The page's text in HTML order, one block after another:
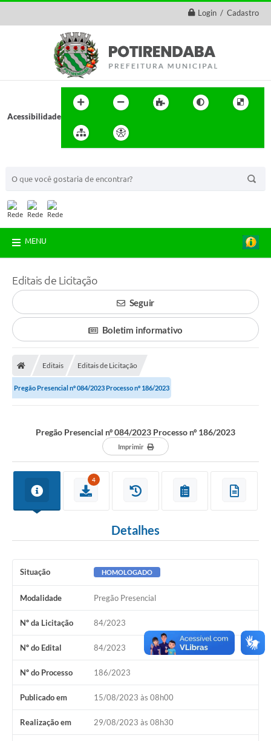
Login / Cadastro
Acessibilidade
MENU
Editais de Licitação
Seguir
Boletim informativo
Editais Editais de Licitação
Pregão Presencial nº 084/2023 Processo nº 186/2023
Pregão Presencial nº 084/2023 Processo nº 186/2023
Imprimir
4
Detalhes
Situação HOMOLOGADO
Modalidade Pregão Presencial
Nº da Licitação 84/2023
Nº do Edital 84/2023
Nº do Processo 186/2023
Publicado em 15/08/2023 às 08h00
Realização em 29/08/2023 às 08h30